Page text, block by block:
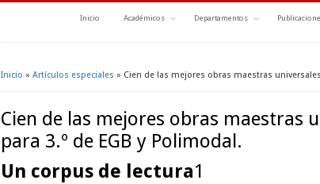
Inicio Académicos Departamentos
Inicio » Artículos especiales » Cien de las mejores obras maestras
Cien de las mejores obras maestras
para 3.º de EGB y Polimodal.
Un corpus de lectura1